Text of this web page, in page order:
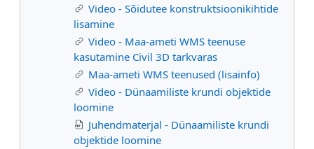
Video - Sõidutee konstruktsioonikihtide
lisamine
Video - Maa-ameti WMS teenuse
kasutamine Civil 3D tarkvaras
Maa-ameti WMS teenused (lisainfo)
Video - Dünaamiliste krundi objektide
loomine
Juhendmaterjal - Dünaamiliste krundi
objektide loomine